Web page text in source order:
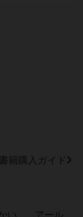
籍購入ガイド
い…。アール